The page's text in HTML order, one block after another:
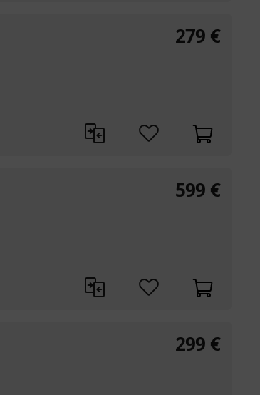
279 €
599 €
299 €